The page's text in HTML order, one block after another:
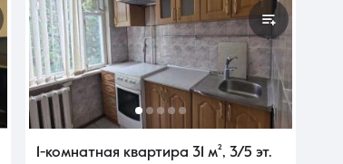
1-комнатная квартира 31 м², 3/5 эт.